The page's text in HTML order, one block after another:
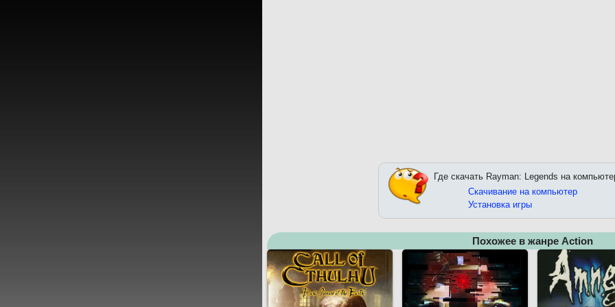
Где скачать Rayman: Legends на
Скачивание на компьютер
Установка игры
Похожее в жанре Action